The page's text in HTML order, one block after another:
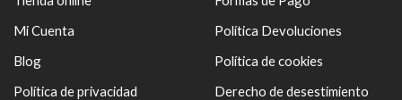
Mi Cuenta
Blog
Política de privacidad
Política Devoluciones
Política de cookies
Derecho de desestimiento